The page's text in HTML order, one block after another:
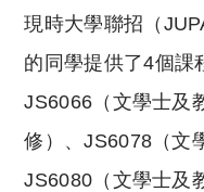
現時大學聯招（
的同學提供了4個課
JS6066（文學士
修）、JS6078（文
JS6080（文學士